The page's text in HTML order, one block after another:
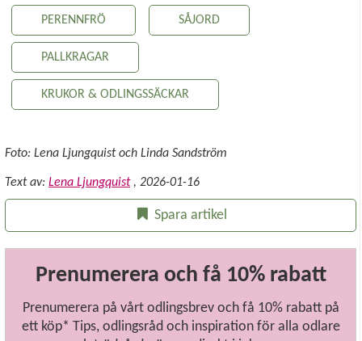
PERENNFRÖ SÅJORD
PALLKRAGAR
KRUKOR & ODLINGSSÄCKAR
Foto: Lena Ljungquist och Linda Sandström
Text av: Lena Ljungquist , 2026-01-16
Spara artikel
Prenumerera och få 10% rabatt
Prenumerera på vårt odlingsbrev och få 10% rabatt på
ett köp* Tips, odlingsråd och inspiration för alla odlare